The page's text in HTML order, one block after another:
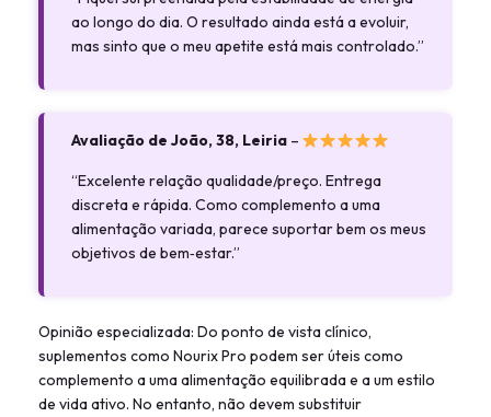
ao longo do dia. O resultado ainda está a evoluir,
mas sinto que o meu apetite está mais controlado.”
Avaliação de João, 38, Leiria–
“Excelente relação qualidade/preço. Entrega
discreta e rápida. Como complemento a uma
alimentação variada, parece suportar bem os meus
objetivos de bem‑estar.”
Opinião especializada: Do ponto de vista clínico,
suplementos como Nourix Pro podem ser úteis como
complemento a uma alimentação equilibrada e a um estilo
de vida ativo. No entanto, não devem substituir